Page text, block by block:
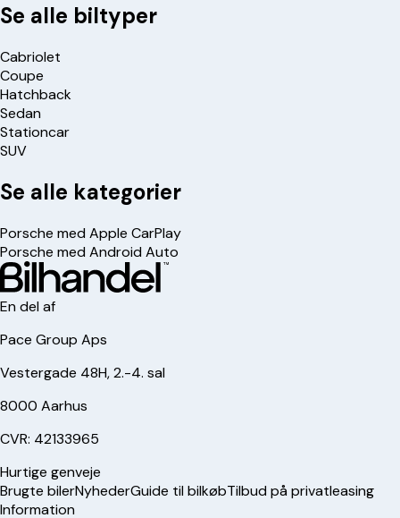
Se alle biltyper
Cabriolet
Coupe
Hatchback
Sedan
Stationcar
SUV
Se alle kategorier
Porsche med Apple CarPlay
Porsche med Android Auto
En del af
Pace Group Aps
Vestergade 48H, 2.-4. sal
8000 Aarhus
CVR: 42133965
Hurtige genveje
Brugte bilerNyhederGuide til bilkøbTilbud på privatleasing
Information